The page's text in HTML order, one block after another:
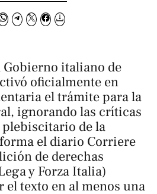
Gobierno italiano de
oficialmente en
el trámite para la
ignorando las críticas
de la
el diario Corriere
de derechas
y Forza Italia)
el texto en al menos una